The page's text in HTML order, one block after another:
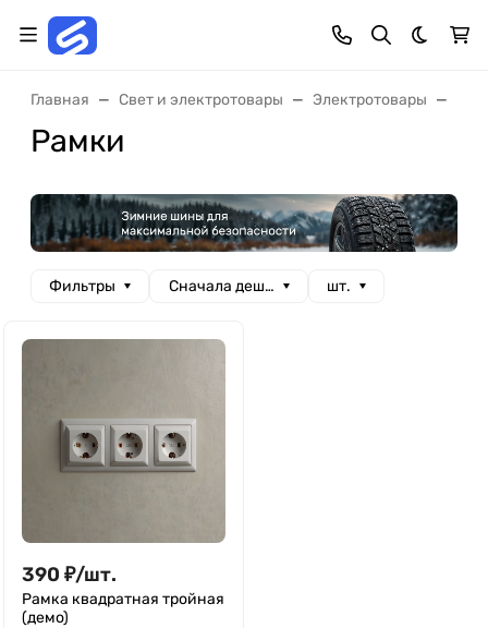
Темная
Главная Свет и электротовары Электротовары
Рамки
Фильтры Сначала дешевые шт.
390 ₽/шт.
Рамка квадратная тройная
(демо)